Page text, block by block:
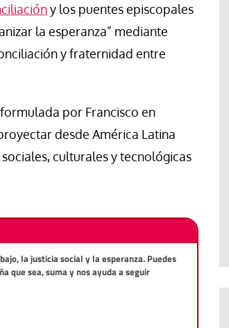
y los puentes episcopales
la esperanza” mediante
y fraternidad entre
por Francisco en
desde América Latina
culturales y tecnológicas
la justicia social y la esperanza. Puedes
que sea, suma y nos ayuda a seguir